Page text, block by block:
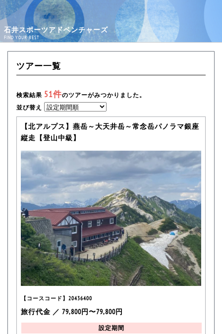
石井スポーツアドベンチャーズ
FIND YOUR BEST
ツアー一覧
検索結果 51件のツアーがみつかりました。
並び替え
【北アルプス】燕岳～大天井岳～常念岳パノラマ銀座
縦走【登山中級】
【コースコード】20436400
旅行代金 ／ 79,800円〜79,800円
設定期間